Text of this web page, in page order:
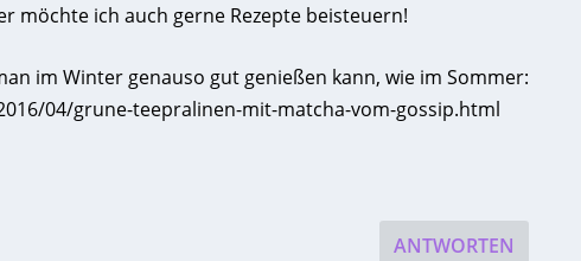
möchte ich auch gerne Rezepte beisteuern!
im Winter genauso gut genießen kann, wie im Sommer:
04/grune-teepralinen-mit-matcha-vom-gossip.html
ANTWORTEN